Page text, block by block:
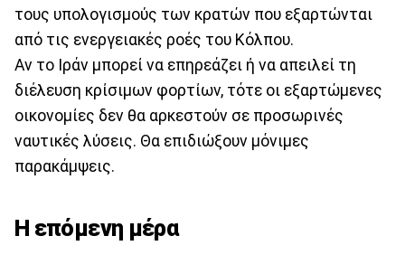
τους υπολογισμούς των κρατών που εξαρτώνται
από τις ενεργειακές ροές του Κόλπου.
Αν το Ιράν μπορεί να επηρεάζει ή να απειλεί τη
διέλευση κρίσιμων φορτίων, τότε οι εξαρτώμενες
οικονομίες δεν θα αρκεστούν σε προσωρινές
ναυτικές λύσεις. Θα επιδιώξουν μόνιμες
παρακάμψεις.
Η επόμενη μέρα